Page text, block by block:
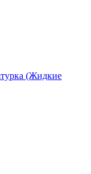
(Жидкие